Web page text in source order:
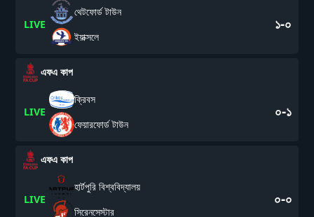
LIVE
থেটফোর্ড টাউন
ইয়াক্সলে
১-০
এফএ কাপ
LIVE
ক্রিবস
ফেয়ারফোর্ড টাউন
০-১
এফএ কাপ
LIVE
হার্টপুরি বিশ্ববিদ্যালয়
সিরেনসেস্টার
০-০